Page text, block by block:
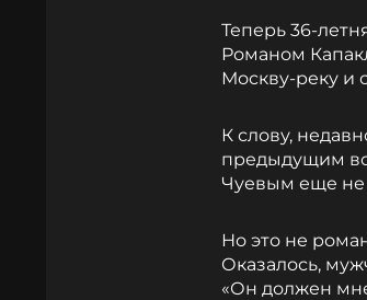
Теперь 36-
Романом
Москву-реку и
К слову,
предыдущим
Чуевым еще не
Но это не
Оказалось,
«Он должен